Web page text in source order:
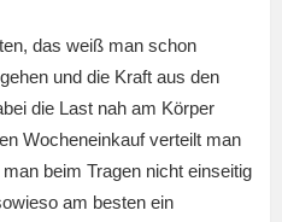
das weiß man schon
und die Kraft aus den
die Last nah am Körper
Wocheneinkauf verteilt man
beim Tragen nicht einseitig
am besten ein